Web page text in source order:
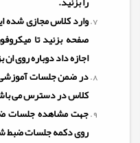
وارد کلاس مجازی شده
صفحه بزنید تا
اجازه داد دوباره روی
کلاس در دسترس می
جهت مشاهده جلسات
روی دکمه جلسات ضبط